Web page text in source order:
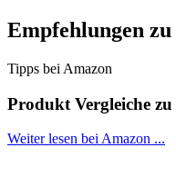
Empfehlungen zu
Tipps bei Amazon
Produkt Vergleiche zu
Weiter lesen bei Amazon ...